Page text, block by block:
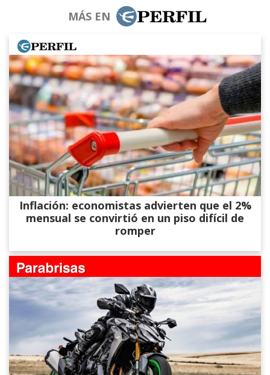
MÁS EN
Inflación: economistas advierten que el 2%
mensual se convirtió en un piso difícil de
romper